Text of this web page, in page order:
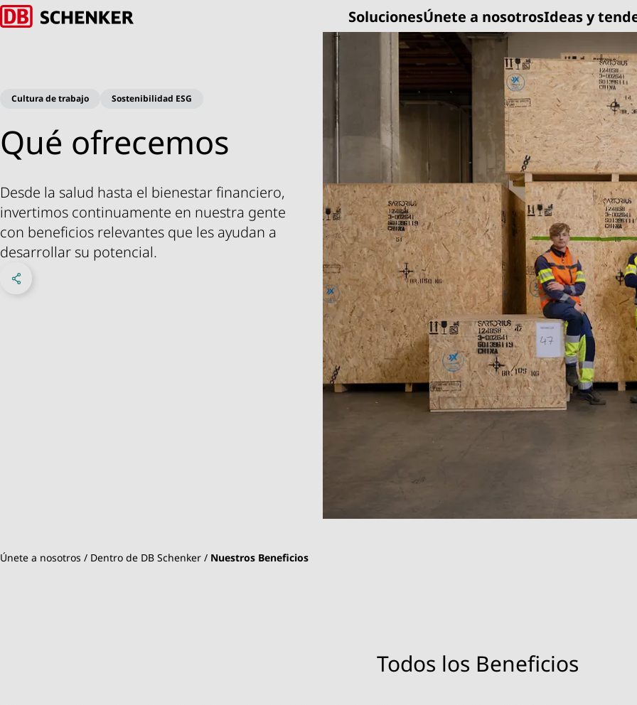
SolucionesÚnete a nosotrosIdeas y
Cultura de trabajo Sostenibilidad ESG
Qué ofrecemos
Desde la salud hasta el bienestar financiero,
invertimos continuamente en nuestra gente
con beneficios relevantes que les ayudan a
desarrollar su potencial.
Únete a nosotros Dentro de DB Schenker Nuestros Beneficios
Todos los Beneficios